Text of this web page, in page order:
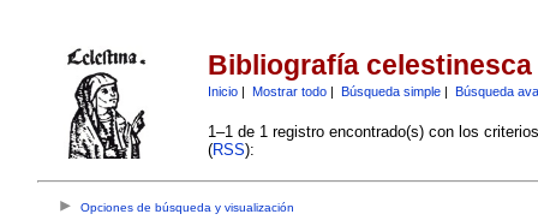
Bibliografía celestinesca
Inicio| Mostrar todo| Búsqueda simple| Búsqueda
1–1 de 1 registro encontrado(s) con los
(RSS):
Opciones de búsqueda y visualización